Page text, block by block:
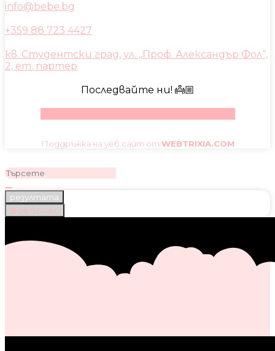
info@bebe.bg
+359 88 723 4427
кв. Студентски град, ул. „Проф. Александър Фол“,
2, ет. партер
Последвайте ни! 👼🏼
Поддръжка на уеб сайт от WEBTRIXIA.COM
резултата
Виж всички